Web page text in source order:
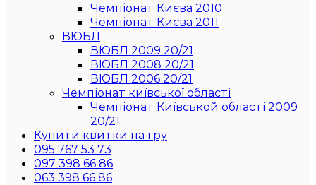
Чемпіонат Києва 2010
Чемпіонат Києва 2011
ВЮБЛ
ВЮБЛ 2009 20/21
ВЮБЛ 2008 20/21
ВЮБЛ 2006 20/21
Чемпіонат київської області
Чемпіонат Київськой області 2009
20/21
Купити квитки на гру
095 767 53 73
097 398 66 86
063 398 66 86